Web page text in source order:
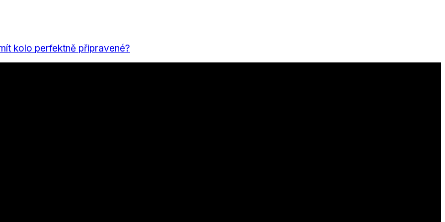
kolo perfektně připravené?
za rok 2025
v každém ročním období